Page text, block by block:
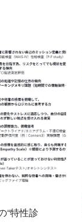
“特性診